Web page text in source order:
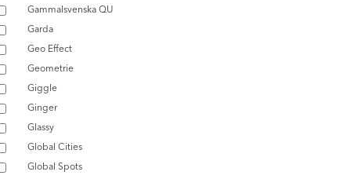
Gammalsvenska QU
Garda
Geo Effect
Geometrie
Giggle
Ginger
Glassy
Global Cities
Global Spots